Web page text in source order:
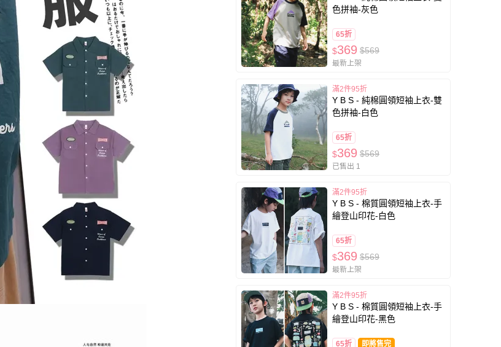
色拼袖-灰色
65折
$369 $569
最新上架
滿2件95折
Y B S - 純棉圓領短袖上衣-雙
色拼袖-白色
65折
$369 $569
已售出 1
滿2件95折
Y B S - 棉質圓領短袖上衣-手
繪登山印花-白色
65折
$369 $569
最新上架
滿2件95折
Y B S - 棉質圓領短袖上衣-手
繪登山印花-黑色
65折 即將售完